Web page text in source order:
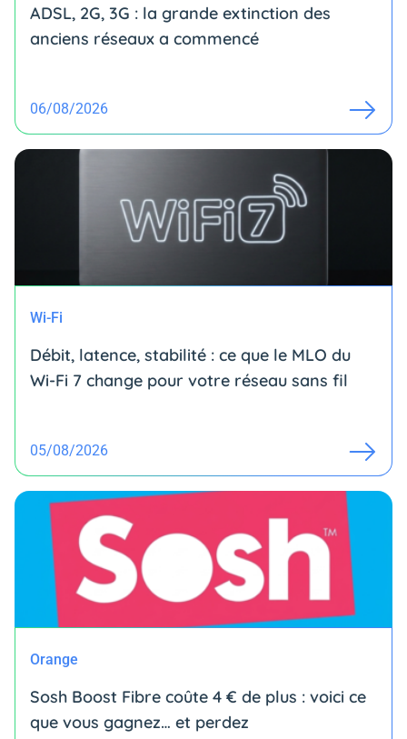
ADSL, 2G, 3G : la grande extinction des
anciens réseaux a commencé
06/08/2026
Wi-Fi
Débit, latence, stabilité : ce que le MLO du
Wi-Fi 7 change pour votre réseau sans fil
05/08/2026
Orange
Sosh Boost Fibre coûte 4 € de plus : voici ce
que vous gagnez… et perdez